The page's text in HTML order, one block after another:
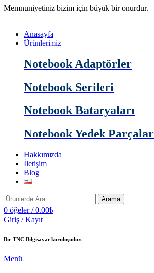
Memnuniyetiniz bizim için büyük bir onurdur.
Anasayfa
Ürünlerimiz
Notebook Adaptörler
Notebook Serileri
Notebook Bataryaları
Notebook Yedek Parçalar
Hakkımızda
İletişim
Blog
Arama
0 öğeler / 0.00₺
Giriş / Kayıt
Bir TNC Bilgisayar kuruluşudur.
Menü